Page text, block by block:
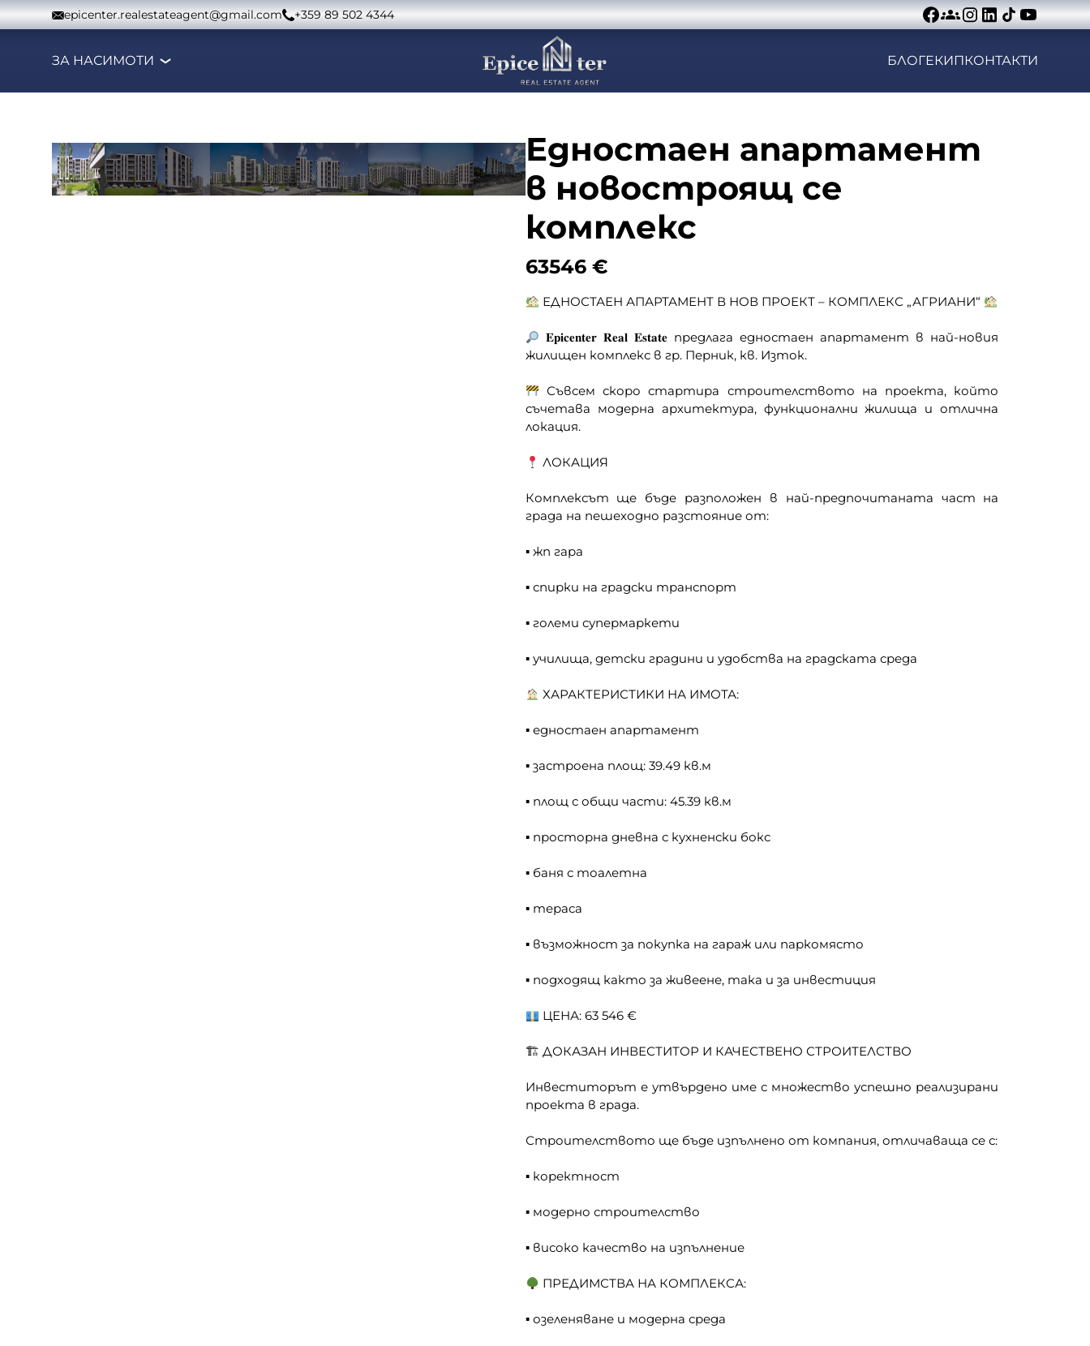
Към съдържанието
epicenter.realestateagent@gmail.com +359 89 502 4344
ЗА НАСИМОТИ БЛОГЕКИПКОНТАКТИ
Едностаен апартамент
в новостроящ се
комплекс
63546 €
ЕДНОСТАЕН АПАРТАМЕНТ В НОВ ПРОЕКТ – КОМПЛЕКС „АГРИАНИ“
𝐄𝐩𝐢𝐜𝐞𝐧𝐭𝐞𝐫 𝐑𝐞𝐚𝐥 𝐄𝐬𝐭𝐚𝐭𝐞 предлага едностаен апартамент в най-новия
жилищен комплекс в гр. Перник, кв. Изток.
Съвсем скоро стартира строителството на проекта, който
съчетава модерна архитектура, функционални жилища и отлична
локация.
ЛОКАЦИЯ
Комплексът ще бъде разположен в най-предпочитаната част на
града на пешеходно разстояние от:
▪ жп гара
▪ спирки на градски транспорт
▪ големи супермаркети
▪ училища, детски градини и удобства на градската среда
ХАРАКТЕРИСТИКИ НА ИМОТА:
▪ едностаен апартамент
▪ застроена площ: 39.49 кв.м
▪ площ с общи части: 45.39 кв.м
▪ просторна дневна с кухненски бокс
▪ баня с тоалетна
▪ тераса
▪ възможност за покупка на гараж или паркомясто
▪ подходящ както за живеене, така и за инвестиция
ЦЕНА: 63 546 €
🏗 ДОКАЗАН ИНВЕСТИТОР И КАЧЕСТВЕНО СТРОИТЕЛСТВО
Инвеститорът е утвърдено име с множество успешно реализирани
проекта в града.
Строителството ще бъде изпълнено от компания, отличаваща се с:
▪ коректност
▪ модерно строителство
▪ високо качество на изпълнение
ПРЕДИМСТВА НА КОМПЛЕКСА:
▪ озеленяване и модерна среда